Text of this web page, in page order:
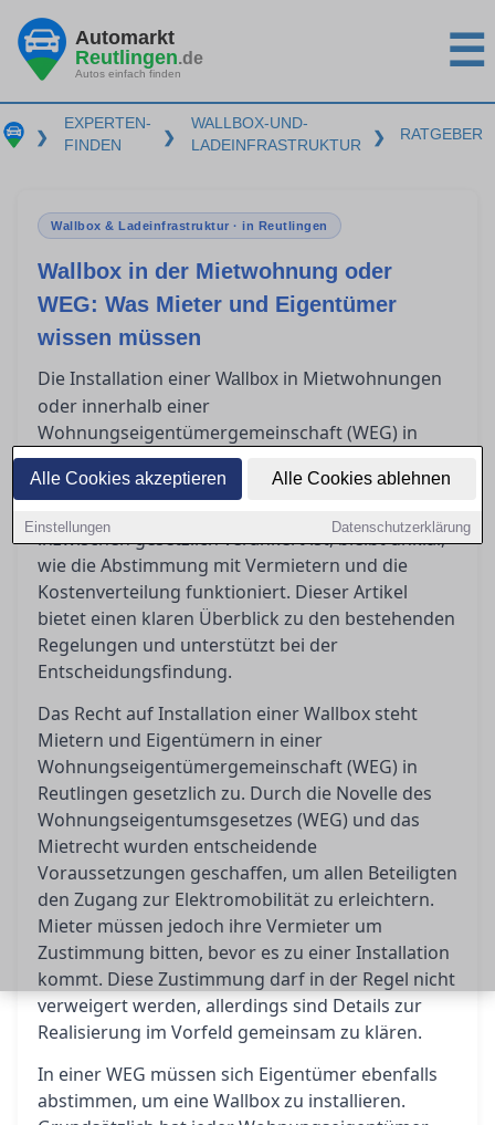
Alle Cookies akzeptieren Alle Cookies ablehnen
Einstellungen Datenschutzerklärung
Automarkt
Reutlingen.de
Autos einfach finden ☰
❯
EXPERTEN-
FINDEN
❯
WALLBOX-UND-
LADEINFRASTRUKTUR
❯ RATGEBER
Wallbox & Ladeinfrastruktur · in Reutlingen
Wallbox in der Mietwohnung oder
WEG: Was Mieter und Eigentümer
wissen müssen
Die Installation einer Wallbox in Mietwohnungen
oder innerhalb einer
Wohnungseigentümergemeinschaft (WEG) in
Reutlingen wirft viele rechtliche und technische
Fragen für Mieter und Eigentümer auf. Während
inzwischen gesetzlich verankert ist, bleibt unklar,
wie die Abstimmung mit Vermietern und die
Kostenverteilung funktioniert. Dieser Artikel
bietet einen klaren Überblick zu den bestehenden
Regelungen und unterstützt bei der
Entscheidungsfindung.
Das Recht auf Installation einer Wallbox steht
Mietern und Eigentümern in einer
Wohnungseigentümergemeinschaft (WEG) in
Reutlingen gesetzlich zu. Durch die Novelle des
Wohnungseigentumsgesetzes (WEG) und das
Mietrecht wurden entscheidende
Voraussetzungen geschaffen, um allen Beteiligten
den Zugang zur Elektromobilität zu erleichtern.
Mieter müssen jedoch ihre Vermieter um
Zustimmung bitten, bevor es zu einer Installation
kommt. Diese Zustimmung darf in der Regel nicht
verweigert werden, allerdings sind Details zur
Realisierung im Vorfeld gemeinsam zu klären.
In einer WEG müssen sich Eigentümer ebenfalls
abstimmen, um eine Wallbox zu installieren.